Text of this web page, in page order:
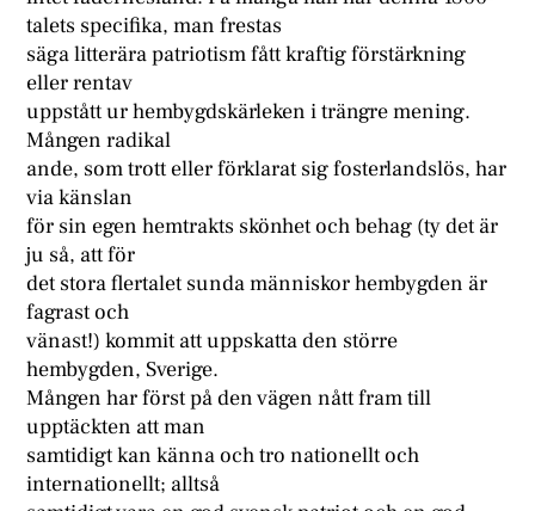
talets specifika, man frestas
säga litterära patriotism fått kraftig förstärkning
eller rentav
uppstått ur hembygdskärleken i trängre mening.
Mången radikal
ande, som trott eller förklarat sig fosterlandslös, har
via känslan
för sin egen hemtrakts skönhet och behag (ty det är
ju så, att för
det stora flertalet sunda människor hembygden är
fagrast och
vänast!) kommit att uppskatta den större
hembygden, Sverige.
Mången har först på den vägen nått fram till
upptäckten att man
samtidigt kan känna och tro nationellt och
internationellt; alltså